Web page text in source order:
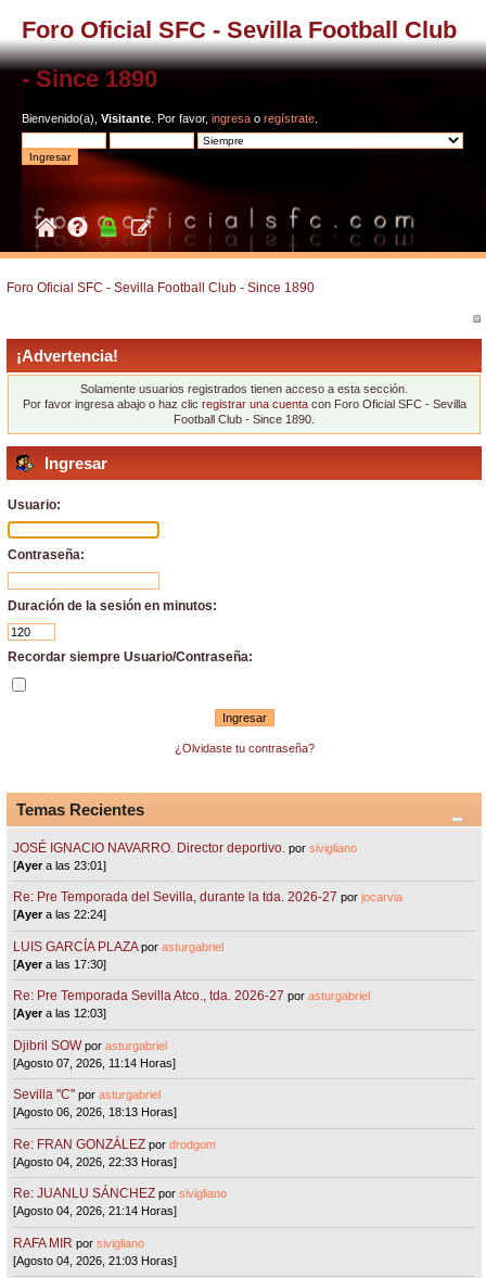
Foro Oficial SFC - Sevilla Football Club
- Since 1890
Bienvenido(a), Visitante . Por favor, ingresa o regístrate
Foro Oficial SFC - Sevilla Football Club - Since 1890
¡Advertencia!
Solamente usuarios registrados tienen acceso a esta sección.
Por favor ingresa abajo o haz clic registrar una cuentacon Foro Oficial SFC - Sevilla
Football Club - Since 1890.
Ingresar
Usuario:
Contraseña:
Duración de la sesión en minutos:
Recordar siempre Usuario/Contraseña:
¿Olvidaste tu contraseña?
Temas Recientes
JOSÉ IGNACIO NAVARRO. Director deportivo. porsivigliano
[Ayera las 23:01]
Re: Pre Temporada del Sevilla, durante la tda. 2026-27 porjocarvia
[Ayera las 22:24]
LUIS GARCÍA PLAZA porasturgabriel
[Ayera las 17:30]
Re: Pre Temporada Sevilla Atco., tda. 2026-27 porasturgabriel
[Ayera las 12:03]
Djibril SOW porasturgabriel
[Agosto 07, 2026, 11:14 Horas]
Sevilla "C"porasturgabriel
[Agosto 06, 2026, 18:13 Horas]
Re: FRAN GONZÁLEZ pordrodgom
[Agosto 04, 2026, 22:33 Horas]
Re: JUANLU SÁNCHEZ porsivigliano
[Agosto 04, 2026, 21:14 Horas]
RAFA MIR porsivigliano
[Agosto 04, 2026, 21:03 Horas]